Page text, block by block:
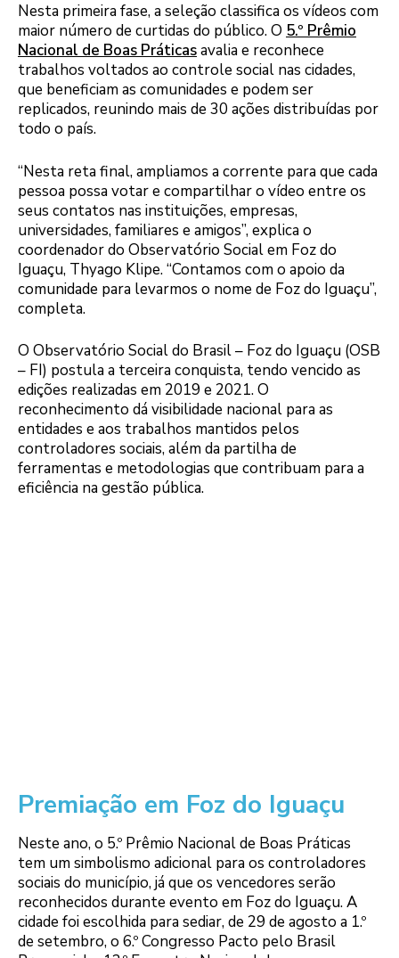
Nesta primeira fase, a seleção classifica os vídeos com
maior número de curtidas do público. O 5.º Prêmio
Nacional de Boas Práticasavalia e reconhece
trabalhos voltados ao controle social nas cidades,
que beneficiam as comunidades e podem ser
replicados, reunindo mais de 30 ações distribuídas por
todo o país.
“Nesta reta final, ampliamos a corrente para que cada
pessoa possa votar e compartilhar o vídeo entre os
seus contatos nas instituições, empresas,
universidades, familiares e amigos”, explica o
coordenador do Observatório Social em Foz do
Iguaçu, Thyago Klipe. “Contamos com o apoio da
comunidade para levarmos o nome de Foz do Iguaçu”,
completa.
O Observatório Social do Brasil – Foz do Iguaçu (OSB
– FI) postula a terceira conquista, tendo vencido as
edições realizadas em 2019 e 2021. O
reconhecimento dá visibilidade nacional para as
entidades e aos trabalhos mantidos pelos
controladores sociais, além da partilha de
ferramentas e metodologias que contribuam para a
eficiência na gestão pública.
Premiação em Foz do Iguaçu
Neste ano, o 5.º Prêmio Nacional de Boas Práticas
tem um simbolismo adicional para os controladores
sociais do município, já que os vencedores serão
reconhecidos durante evento em Foz do Iguaçu. A
cidade foi escolhida para sediar, de 29 de agosto a 1.º
de setembro, o 6.º Congresso Pacto pelo Brasil